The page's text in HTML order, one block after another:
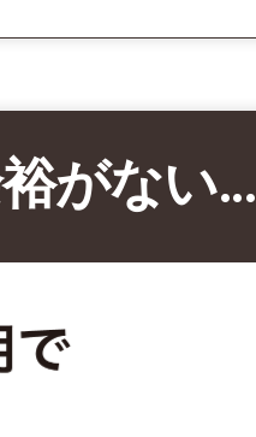
がない…